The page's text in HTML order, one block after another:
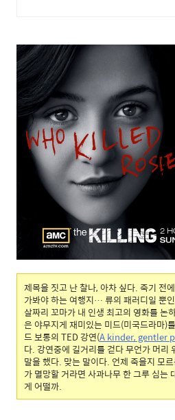
제목을 짓고 난 찰나, 아차 싶다. 죽기 전
가봐야 하는 여행지… 류의 패러디일 뿐
살짜리 꼬마가 내 인생 최고의 영화를 논
은 야무지게 재미있는 미드(미국드라마)
드 보통의 TED 강연(A kinder, gentler
다. 강연중에 길거리를 걷다 무언가 머리
말을 했다. 맞는 말이다. 언제 죽을지 모
가 멸망할 거라면 사과나무 한 그루 심는
게 어떨까.